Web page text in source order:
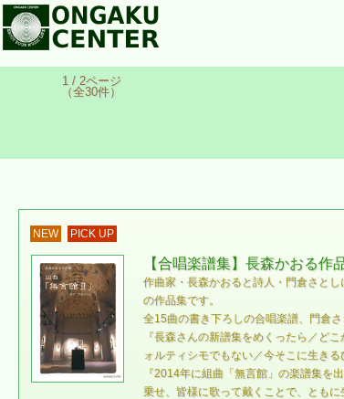
1 / 2ページ
（全30件）
NEW PICK UP
【合唱楽譜集】長森かおる作
作曲家・長森かおると詩人・門倉さと
の作品集です。
全15曲の書き下ろしの合唱楽譜、門倉
『長森さんの新譜集をめくったら／ど
ォルティシモでもない／今そこに生き
『2014年に組曲「無言館」の楽譜集を
乗せ、皆様に歌って戴くことで、とも